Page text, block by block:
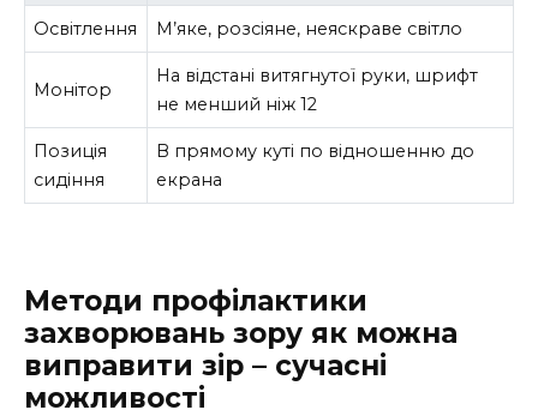
Освітлення М’яке, розсіяне, неяскраве світло
Монітор
На відстані витягнутої руки, шрифт
не менший ніж 12
Позиція
сидіння
В прямому куті по відношенню до
екрана
Методи профілактики
захворювань зору як можна
виправити зір – сучасні
можливості